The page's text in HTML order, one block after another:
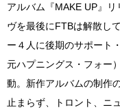
アルバム『MAKE UP』
ヴを最後にFTBは解散し
ー４人に後期のサポート
元ハプニングス・フォー
動。新作アルバムの制作
止まらず、トロント、ニ